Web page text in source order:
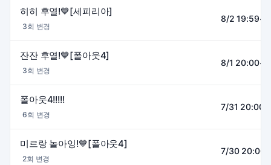
히히 후열!💙[세피리아]
3회 변경
8/2
잔잔 후열!💙[폴아웃4]
3회 변경
8/1
폴아웃4!!!!!
6회 변경
7/31
미르랑 놀아잉!💙[폴아웃4]
2회 변경
7/30